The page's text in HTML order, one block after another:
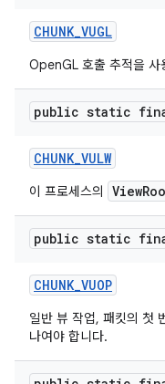
CHUNK_VUGL
OpenGL 호출 추적을 사
public static
CHUNK_VULW
이 프로세스의
public static
CHUNK_VUOP
일반 뷰 작업, 패킷의 첫
나여야 합니다.